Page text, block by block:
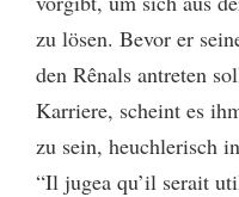
zu lösen. Bevor er
den Rênals antreten
Karriere, scheint es
zu sein, heuchlerisch
“Il jugea qu’il serait